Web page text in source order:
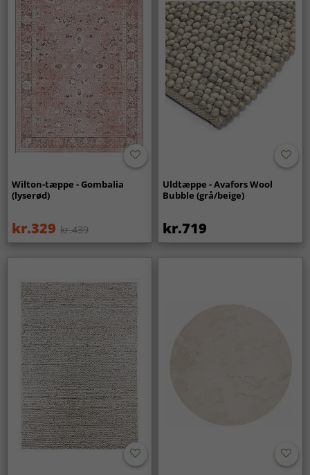
Wilton-tæppe - Gombalia
(lyserød)
kr.329 kr.439
Uldtæppe - Avafors Wool
Bubble (grå/beige)
kr.719